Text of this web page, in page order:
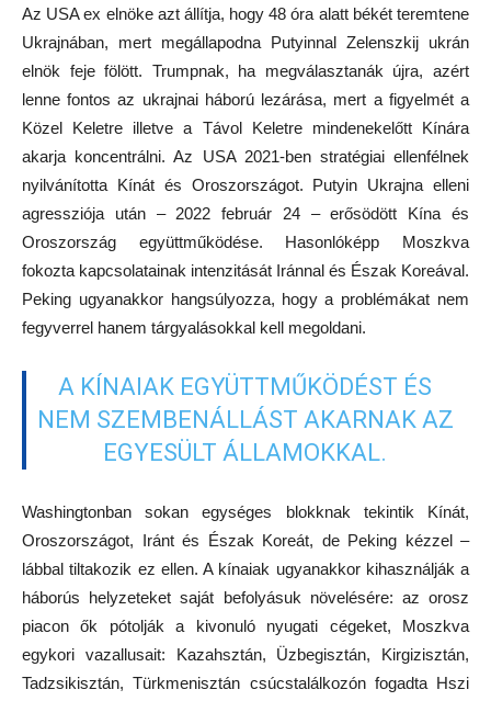
Az USA ex elnöke azt állítja, hogy 48 óra alatt békét teremtene
Ukrajnában, mert megállapodna Putyinnal Zelenszkij ukrán
elnök feje fölött. Trumpnak, ha megválasztanák újra, azért
lenne fontos az ukrajnai háború lezárása, mert a figyelmét a
Közel Keletre illetve a Távol Keletre mindenekelőtt Kínára
akarja koncentrálni. Az USA 2021-ben stratégiai ellenfélnek
nyilvánította Kínát és Oroszországot. Putyin Ukrajna elleni
agressziója után – 2022 február 24 – erősödött Kína és
Oroszország együttműködése. Hasonlóképp Moszkva
fokozta kapcsolatainak intenzitását Iránnal és Észak Koreával.
Peking ugyanakkor hangsúlyozza, hogy a problémákat nem
fegyverrel hanem tárgyalásokkal kell megoldani.
A KÍNAIAK EGYÜTTMŰKÖDÉST ÉS
NEM SZEMBENÁLLÁST AKARNAK AZ
EGYESÜLT ÁLLAMOKKAL.
Washingtonban sokan egységes blokknak tekintik Kínát,
Oroszországot, Iránt és Észak Koreát, de Peking kézzel –
lábbal tiltakozik ez ellen. A kínaiak ugyanakkor kihasználják a
háborús helyzeteket saját befolyásuk növelésére: az orosz
piacon ők pótolják a kivonuló nyugati cégeket, Moszkva
egykori vazallusait: Kazahsztán, Üzbegisztán, Kirgizisztán,
Tadzsikisztán, Türkmenisztán csúcstalálkozón fogadta Hszi